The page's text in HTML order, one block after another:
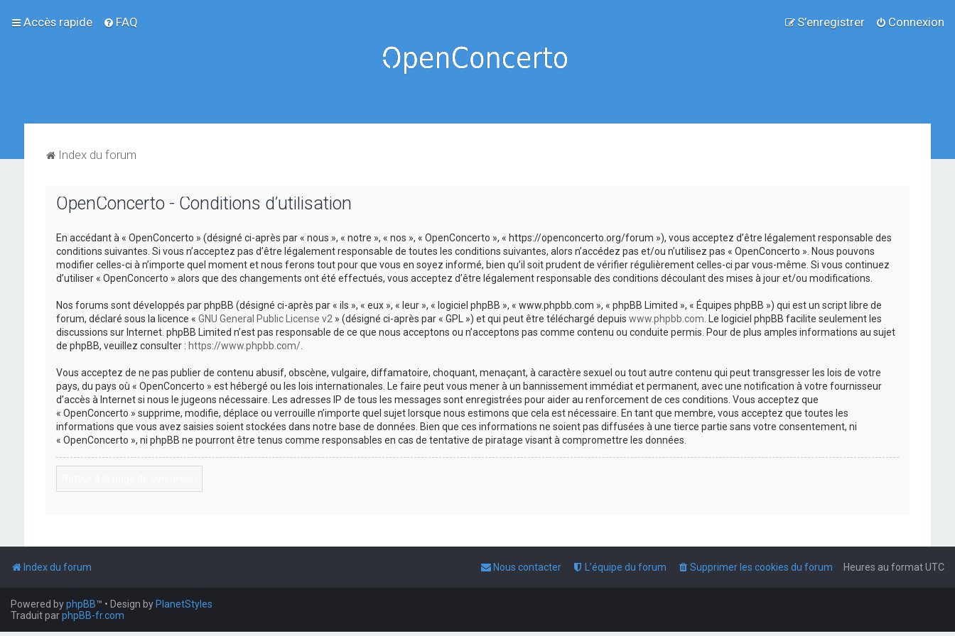
Accès rapide FAQ Connexion
S’enregistrer
Index du forum
OpenConcerto - Conditions d’utilisation
En accédant à « OpenConcerto » (désigné ci-après par « nous », « notre », « nos », « OpenConcerto », « https://openconcerto.org/forum »), vous acceptez d’être légalement responsable des
conditions suivantes. Si vous n’acceptez pas d’être légalement responsable de toutes les conditions suivantes, alors n’accédez pas et/ou n’utilisez pas « OpenConcerto ». Nous pouvons
modifier celles-ci à n’importe quel moment et nous ferons tout pour que vous en soyez informé, bien qu’il soit prudent de vérifier régulièrement celles-ci par vous-même. Si vous continuez
d’utiliser « OpenConcerto » alors que des changements ont été effectués, vous acceptez d’être légalement responsable des conditions découlant des mises à jour et/ou modifications.
Nos forums sont développés par phpBB (désigné ci-après par « ils », « eux », « leur », « logiciel phpBB », « www.phpbb.com », « phpBB Limited », « Équipes phpBB ») qui est un script libre de
forum, déclaré sous la licence « GNU General Public License v2 » (désigné ci-après par « GPL ») et qui peut être téléchargé depuis www.phpbb.com . Le logiciel phpBB facilite seulement les
discussions sur Internet. phpBB Limited n’est pas responsable de ce que nous acceptons ou n’acceptons pas comme contenu ou conduite permis. Pour de plus amples informations au sujet
de phpBB, veuillez consulter : https://www.phpbb.com/.
Vous acceptez de ne pas publier de contenu abusif, obscène, vulgaire, diffamatoire, choquant, menaçant, à caractère sexuel ou tout autre contenu qui peut transgresser les lois de votre
pays, du pays où « OpenConcerto » est hébergé ou les lois internationales. Le faire peut vous mener à un bannissement immédiat et permanent, avec une notification à votre fournisseur
d’accès à Internet si nous le jugeons nécessaire. Les adresses IP de tous les messages sont enregistrées pour aider au renforcement de ces conditions. Vous acceptez que
« OpenConcerto » supprime, modifie, déplace ou verrouille n’importe quel sujet lorsque nous estimons que cela est nécessaire. En tant que membre, vous acceptez que toutes les
informations que vous avez saisies soient stockées dans notre base de données. Bien que ces informations ne soient pas diffusées à une tierce partie sans votre consentement, ni
« OpenConcerto », ni phpBB ne pourront être tenus comme responsables en cas de tentative de piratage visant à compromettre les données.
Index du forum Heures au formatUTC
Supprimer les cookies du forum
L’équipe du forum
Nous contacter
Powered byphpBB™ • Design by PlanetStyles
Traduit parphpBB-fr.com